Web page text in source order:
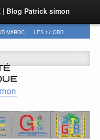
| Blog Patrick simon
MAROC
LES 17 ODD